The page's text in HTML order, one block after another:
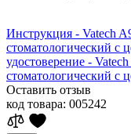
Инструкция - Vatech
стоматологический с
удостоверение -
стоматологический с
Оставить отзыв
код товара: 005242